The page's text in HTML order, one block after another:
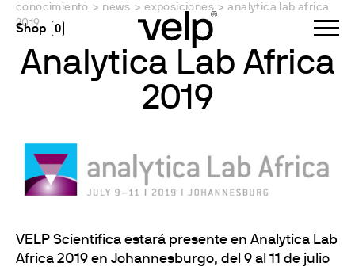
0
conocimiento > news > exposiciones > analytica lab africa
2019
Analytica Lab Africa
2019
VELP Scientifica estará presente en Analytica Lab
Africa 2019 en Johannesburgo, del 9 al 11 de julio